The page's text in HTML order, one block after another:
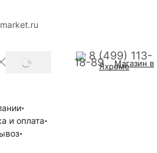
SEARCH
8 (499) 113-
18-89 Магазин в
Яхроме
и оплата